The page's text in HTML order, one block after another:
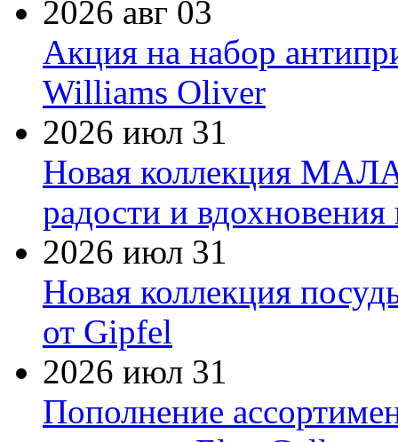
2026 авг 03
Акция на набор
Williams Oliver
2026 июл 31
Новая коллекция
радости и
2026 июл 31
Новая коллекция
от Gipfel
2026 июл 31
Пополнение